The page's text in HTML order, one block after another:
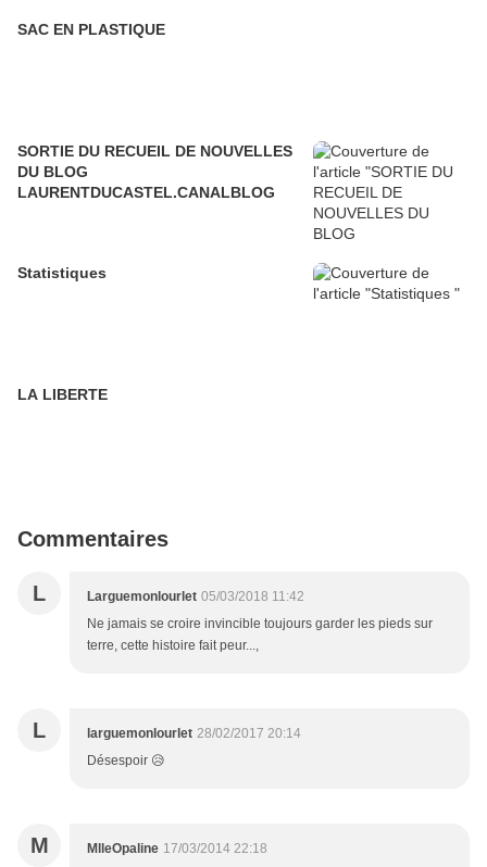
SAC EN PLASTIQUE
SORTIE DU RECUEIL DE NOUVELLES
DU BLOG
LAURENTDUCASTEL.CANALBLOG
Statistiques
LA LIBERTE
Commentaires
L Larguemonlourlet 05/03/2018 11:42
Ne jamais se croire invincible toujours garder les pieds sur
terre, cette histoire fait peur...,
L larguemonlourlet 28/02/2017 20:14
Désespoir 😥
M MlleOpaline 17/03/2014 22:18